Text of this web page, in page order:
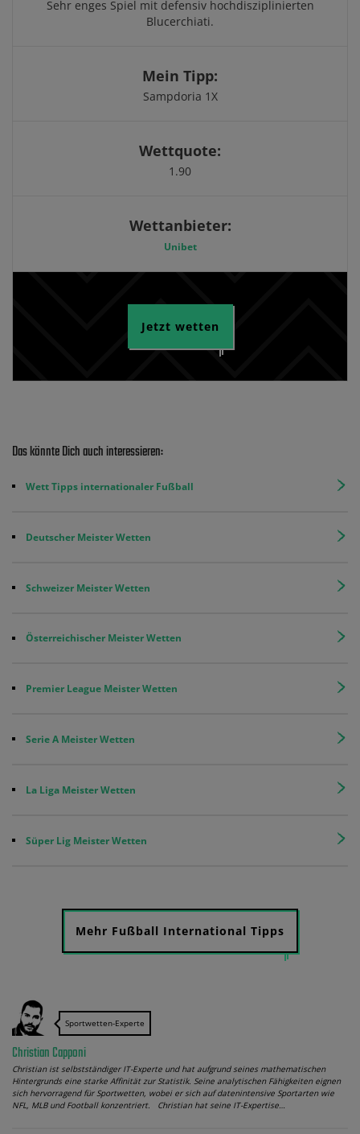
Sehr enges Spiel mit defensiv hochdisziplinierten
Blucerchiati.
Mein Tipp:
Sampdoria 1X
Wettquote:
1.90
Wettanbieter:
Unibet
Jetzt wetten
Das könnte Dich auch interessieren:
Wett Tipps internationaler Fußball
Deutscher Meister Wetten
Schweizer Meister Wetten
Österreichischer Meister Wetten
Premier League Meister Wetten
Serie A Meister Wetten
La Liga Meister Wetten
Süper Lig Meister Wetten
Mehr Fußball International Tipps
Sportwetten-Experte
Christian Capponi
Christian ist selbstständiger IT-Experte und hat aufgrund seines mathematischen
Hintergrunds eine starke Affinität zur Statistik. Seine analytischen Fähigkeiten eignen
sich hervorragend für Sportwetten, wobei er sich auf datenintensive Sportarten wie
NFL, MLB und Football konzentriert. Christian hat seine IT-Expertise…